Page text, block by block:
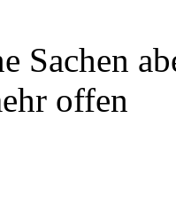
Sachen
offen